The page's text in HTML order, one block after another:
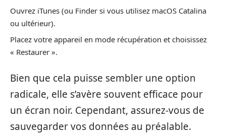
Ouvrez iTunes (ou Finder si vous utilisez macOS Catalina
ou ultérieur).
Placez votre appareil en mode récupération et choisissez
« Restaurer ».
Bien que cela puisse sembler une option
radicale, elle s’avère souvent efficace pour
un écran noir. Cependant, assurez-vous de
sauvegarder vos données au préalable.